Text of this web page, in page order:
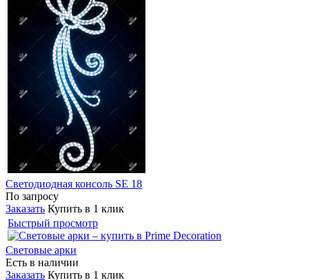
Светодиодная консоль SE 18
По запросу
Заказать Купить в 1 клик
Быстрый просмотр
Световые арки
Есть в наличии
Заказать Купить в 1 клик